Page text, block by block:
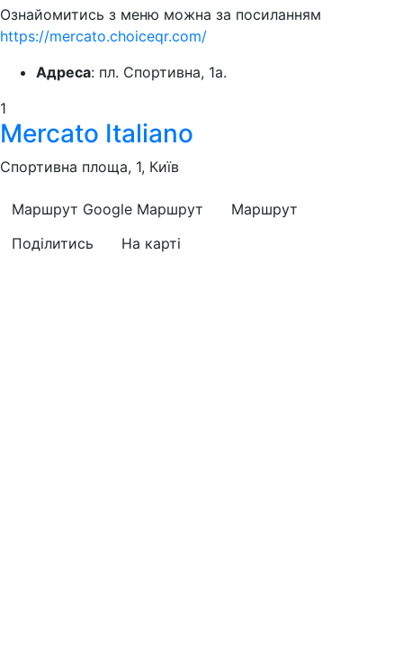
Ознайомитись з меню можна за посиланням
https://mercato.choiceqr.com/
Адреса: пл. Спортивна, 1а.
1
Mercato Italiano
Спортивна площа, 1, Київ
Маршрут Google Маршрут
Маршрут
Поділитись
На карті